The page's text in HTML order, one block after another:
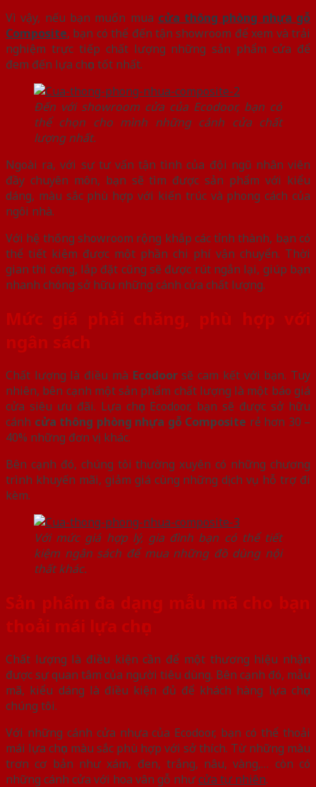
Vì vậy, nếu bạn muốn mua cửa thông phòng nhựa gỗ
Composite, bạn có thể đến tận showroom để xem và trải
nghiệm trực tiếp chất lượng những sản phẩm cửa để
đem đến lựa chọn tốt nhất.
Đến với showroom cửa của Ecodoor, bạn có
thể chọn cho mình những cánh cửa chất
lượng nhất.
Ngoài ra, với sự tư vấn tận tình của đội ngũ nhân viên
đầy chuyên môn, bạn sẽ tìm được sản phẩm với kiểu
dáng, màu sắc phù hợp với kiến trúc và phong cách của
ngôi nhà.
Với hệ thống showroom rộng khắp các tỉnh thành, bạn có
thể tiết kiệm được một phần chi phí vận chuyển. Thời
gian thi công, lắp đặt cũng sẽ được rút ngắn lại, giúp bạn
nhanh chóng sở hữu những cánh cửa chất lượng.
Mức giá phải chăng, phù hợp với
ngân sách
Chất lượng là điều mà Ecodoorsẽ cam kết với bạn. Tuy
nhiên, bên cạnh một sản phẩm chất lượng là một báo giá
cửa siêu ưu đãi. Lựa chọn Ecodoor, bạn sẽ được sở hữu
cánh cửa thông phòng nhựa gỗ Composite rẻ hơn 30 –
40% những đơn vị khác.
Bên cạnh đó, chúng tôi thường xuyên có những chương
trình khuyến mãi, giảm giá cùng những dịch vụ hỗ trợ đi
kèm.
Với mức giá hợp lý, gia đình bạn có thể tiết
kiệm ngân sách để mua những đồ dùng nội
thất khác.
Sản phẩm đa dạng mẫu mã cho bạn
thoải mái lựa chọn
Chất lượng là điều kiện cần để một thương hiệu nhận
được sự quan tâm của người tiêu dùng. Bên cạnh đó, mẫu
mã, kiểu dáng là điều kiện đủ để khách hàng lựa chọn
chúng tôi.
Với những cánh cửa nhựa của Ecodoor, bạn có thể thoải
mái lựa chọn màu sắc phù hợp với sở thích. Từ những màu
trơn cơ bản như xám, đen, trắng, nâu, vàng,… còn có
những cánh cửa với hoa vân gỗ nhưcửa tự nhiên.